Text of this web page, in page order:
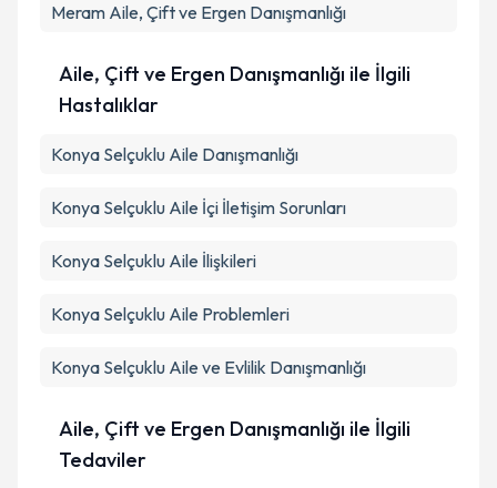
Meram Aile, Çift ve Ergen Danışmanlığı
Aile, Çift ve Ergen Danışmanlığı ile İlgili
Hastalıklar
Konya Selçuklu Aile Danışmanlığı
Konya Selçuklu Aile İçi İletişim Sorunları
Konya Selçuklu Aile İlişkileri
Konya Selçuklu Aile Problemleri
Konya Selçuklu Aile ve Evlilik Danışmanlığı
Aile, Çift ve Ergen Danışmanlığı ile İlgili
Tedaviler